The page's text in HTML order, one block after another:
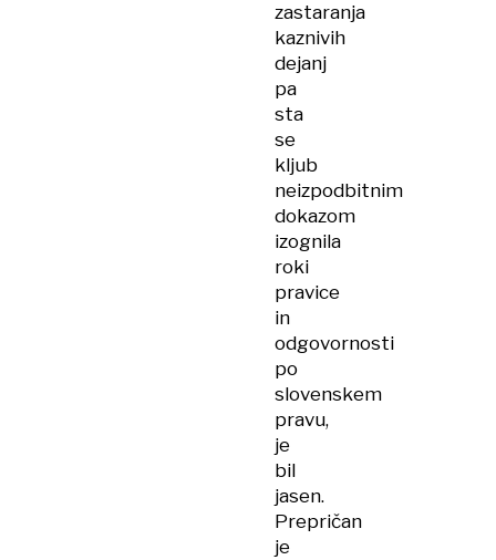
zastaranja
kaznivih
dejanj
pa
sta
se
kljub
neizpodbitnim
dokazom
izognila
roki
pravice
in
odgovornosti
po
slovenskem
pravu,
je
bil
jasen.
Prepričan
je